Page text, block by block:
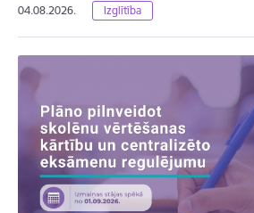
04.08.2026. Izglītība